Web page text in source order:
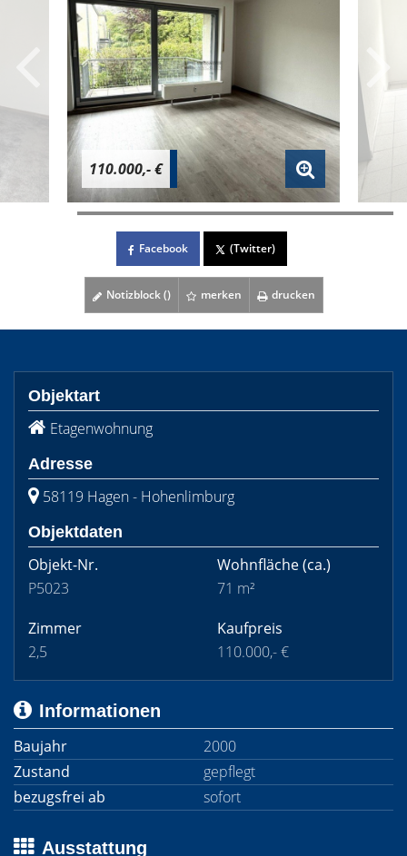
110.000,- €
Facebook (Twitter)
Notizblock () merken drucken
Objektart
Etagenwohnung
Adresse
58119 Hagen - Hohenlimburg
Objektdaten
Objekt-Nr.
P5023
Wohnfläche(ca.)
71 m²
Zimmer
2,5
Kaufpreis
110.000,- €
Informationen
Baujahr
2000
Zustand
gepflegt
bezugsfrei ab
sofort
Ausstattung